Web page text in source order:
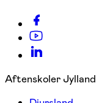
Aftenskoler Jylland